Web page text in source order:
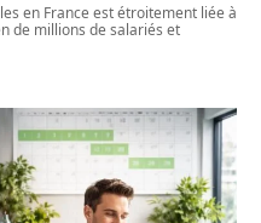
en France est étroitement liée à
de millions de salariés et